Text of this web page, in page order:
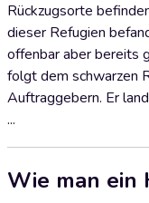
Rückzugsorte
dieser Refugien
offenbar aber bereits
folgt dem schwarzen
Auftraggebern. Er
...
Wie man ein